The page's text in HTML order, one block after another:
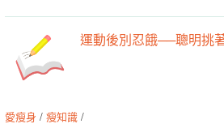
運動後別忍餓──聰明挑
愛瘦身 / 瘦知識 /